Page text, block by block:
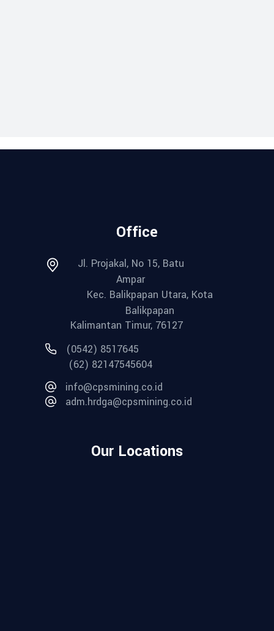
Office
Jl. Projakal, No 15, Batu
Ampar
Kec. Balikpapan Utara, Kota
Balikpapan
Kalimantan Timur, 76127
(0542) 8517645
(62) 82147545604
info@cpsmining.co.id
adm.hrdga@cpsmining.co.id
Our Locations